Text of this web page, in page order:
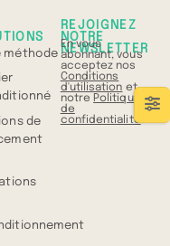
méthode
de
REJOIGNEZ
NOTRE
NEWSLETTER
En vous
abonnant, vous
acceptez nos
Conditions
d'utilisation et
notre Politique
de
confidentialité